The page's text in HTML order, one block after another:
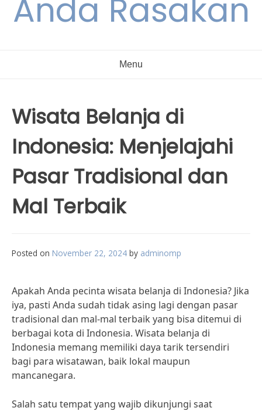
Anda Rasakan
Menu
Wisata Belanja di
Indonesia: Menjelajahi
Pasar Tradisional dan
Mal Terbaik
Posted on November 22, 2024 by adminomp
Apakah Anda pecinta wisata belanja di Indonesia? Jika
iya, pasti Anda sudah tidak asing lagi dengan pasar
tradisional dan mal-mal terbaik yang bisa ditemui di
berbagai kota di Indonesia. Wisata belanja di
Indonesia memang memiliki daya tarik tersendiri
bagi para wisatawan, baik lokal maupun
mancanegara.
Salah satu tempat yang wajib dikunjungi saat